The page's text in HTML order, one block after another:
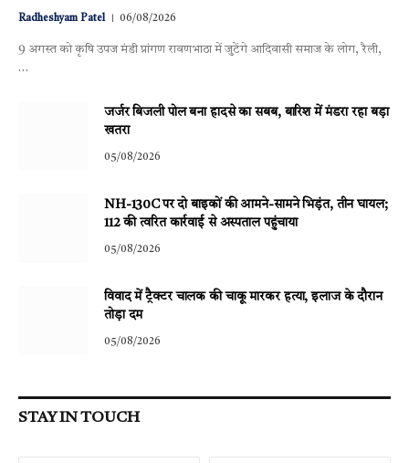
Radheshyam Patel 06/08/2026
9 अगस्त को कृषि उपज मंडी प्रांगण रावणभाठा में जुटेंगे आदिवासी समाज के लोग, रैली,
…
जर्जर बिजली पोल बना हादसे का सबब, बारिश में मंडरा रहा बड़ा
खतरा
05/08/2026
NH-130C पर दो बाइकों की आमने-सामने भिड़ंत, तीन घायल;
112 की त्वरित कार्रवाई से अस्पताल पहुंचाया
05/08/2026
विवाद में ट्रैक्टर चालक की चाकू मारकर हत्या, इलाज के दौरान
तोड़ा दम
05/08/2026
STAY IN TOUCH